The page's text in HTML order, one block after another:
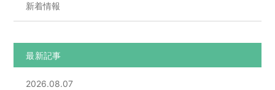
新着情報
最新記事
2026.08.07